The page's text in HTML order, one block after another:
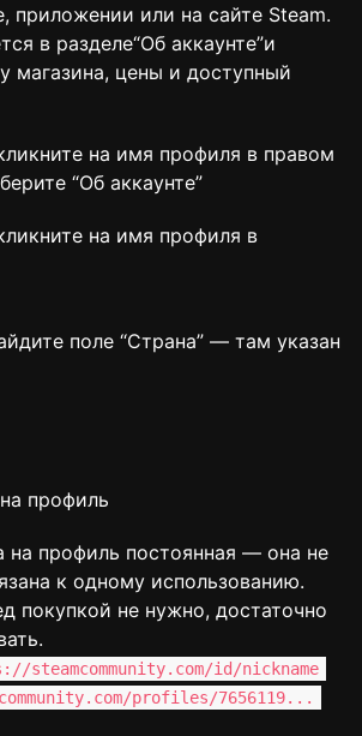
приложении или на сайте Steam.
в разделе“Об аккаунте”и
магазина, цены и доступный
на имя профиля в правом
“Об аккаунте”
на имя профиля в
поле “Страна” — там указан
профиль
на профиль постоянная — она не
к одному использованию.
покупкой не нужно, достаточно
steamcommunity.com/id/nickname
profiles/7656119...